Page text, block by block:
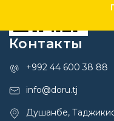
Контакты
+992 44 600 38 88
info@doru.tj
Душанбе,